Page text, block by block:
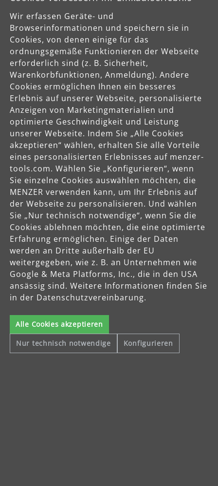
Sichere Zahlungsarten
Vorkasse
Schnelle Lieferung
Käuferschutz
Servicezeiten
Mo-Do: 8-16 Uhr
Fr: 8-14 Uhr
Produkte
Service
Unternehmen
Wir erfassen Geräte- und
Browserinformationen und speichern sie in
Cookies, von denen einige für das
ordnungsgemäße Funktionieren der Webseite
erforderlich sind (z. B. Sicherheit,
Warenkorbfunktionen, Anmeldung). Andere
Cookies ermöglichen Ihnen ein besseres
Erlebnis auf unserer Webseite, personalisierte
Anzeigen von Marketingmaterialien und
optimierte Geschwindigkeit und Leistung
unserer Webseite. Indem Sie „Alle Cookies
akzeptieren“ wählen, erhalten Sie alle Vorteile
eines personalisierten Erlebnisses auf menzer-
tools.com. Wählen Sie „Konfigurieren“, wenn
Sie einzelne Cookies auswählen möchten, die
MENZER verwenden kann, um Ihr Erlebnis auf
der Webseite zu personalisieren. Und wählen
Sie „Nur technisch notwendige“, wenn Sie die
Cookies ablehnen möchten, die eine optimierte
Erfahrung ermöglichen. Einige der Daten
werden an Dritte außerhalb der EU
weitergegeben, wie z. B. an Unternehmen wie
Google & Meta Platforms, Inc., die in den USA
ansässig sind. Weitere Informationen finden Sie
in der Datenschutzvereinbarung.
Alle Cookies akzeptieren
Nur technisch notwendige Konfigurieren